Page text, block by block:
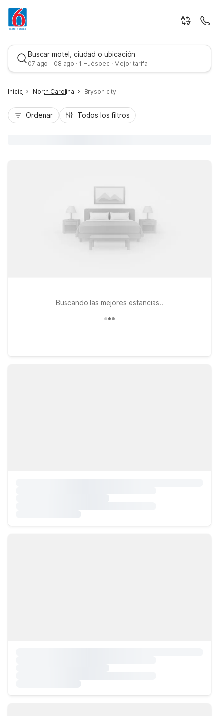
Buscar motel, ciudad o ubicación
07 ago - 08 ago · 1 Huésped · Mejor tarifa
Inicio North Carolina Bryson city
Ordenar Todos los filtros
Buscando las mejores estancias..